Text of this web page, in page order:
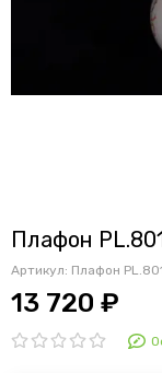
Плафон
Артикул: Плафон
13 720 ₽